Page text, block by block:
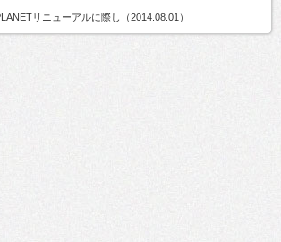
リニューアルに際し（2014.08.01）